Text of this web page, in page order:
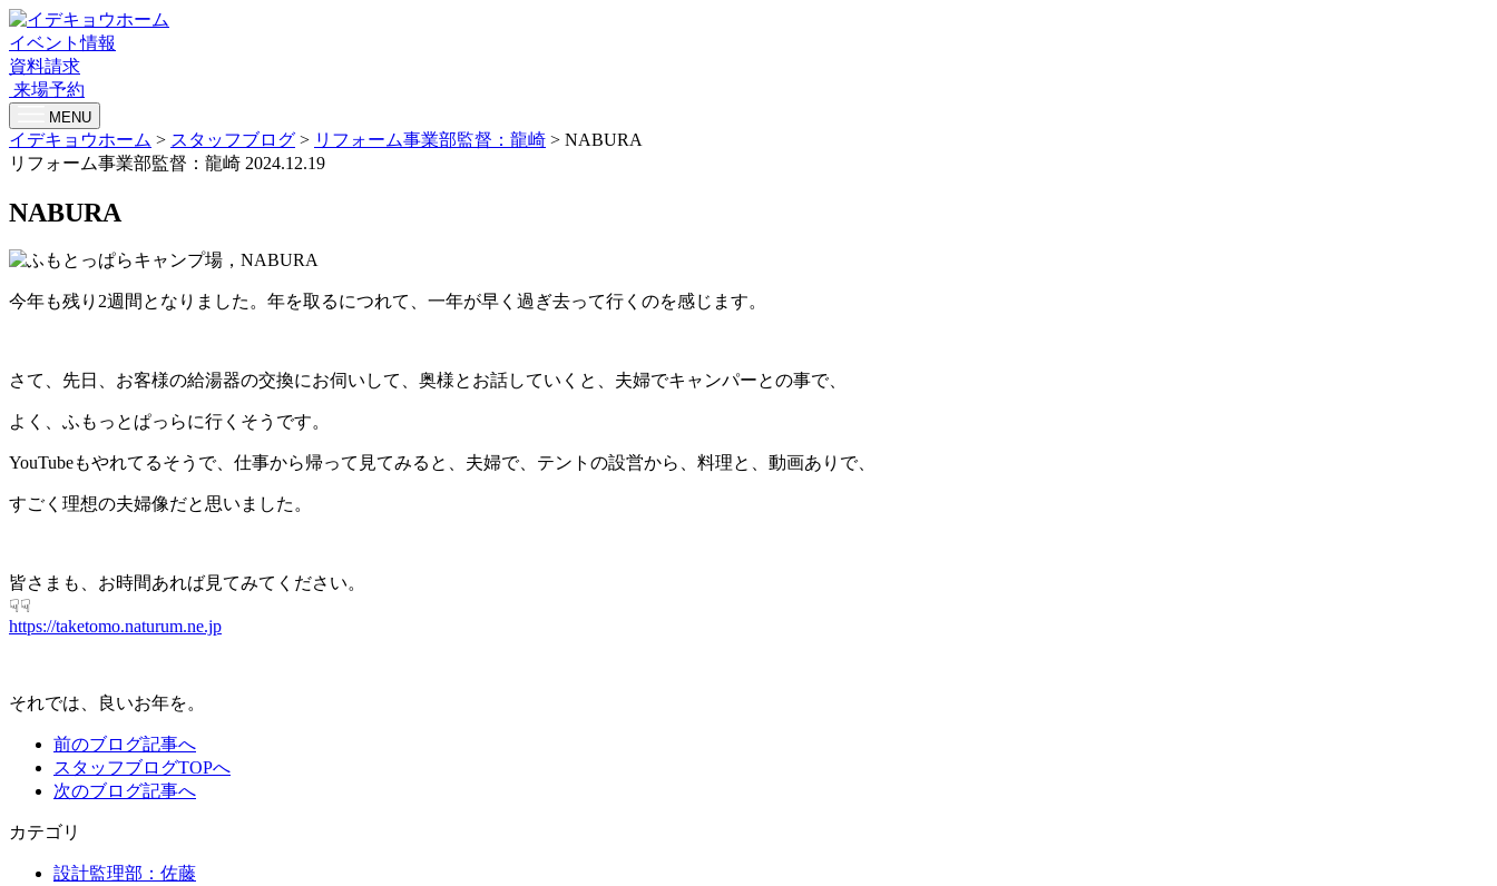
イベント情報
資料請求
来場予約
MENU
イデキョウホーム > スタッフブログ > リフォーム事業部監督：龍崎 > NABURA
リフォーム事業部監督：龍崎 2024.12.19
NABURA
今年も残り2週間となりました。年を取るにつれて、一年が早く過ぎ去って行くのを感じます。
さて、先日、お客様の給湯器の交換にお伺いして、奥様とお話していくと、夫婦でキャンパーとの事で、
よく、ふもっとぱっらに行くそうです。
YouTubeもやれてるそうで、仕事から帰って見てみると、夫婦で、テントの設営から、料理と、動画ありで、
すごく理想の夫婦像だと思いました。
皆さまも、お時間あれば見てみてください。
☟☟
https://taketomo.naturum.ne.jp
それでは、良いお年を。
前のブログ記事へ
スタッフブログTOPへ
次のブログ記事へ
カテゴリ
設計監理部：佐藤